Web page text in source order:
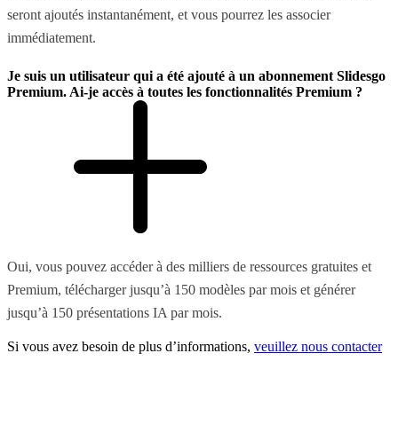
seront ajoutés instantanément, et vous pourrez les associer
immédiatement.
Je suis un utilisateur qui a été ajouté à un abonnement Slidesgo
Premium. Ai-je accès à toutes les fonctionnalités Premium ?
Oui, vous pouvez accéder à des milliers de ressources gratuites et
Premium, télécharger jusqu’à 150 modèles par mois et générer
jusqu’à 150 présentations IA par mois.
Si vous avez besoin de plus d’informations, veuillez nous contacter